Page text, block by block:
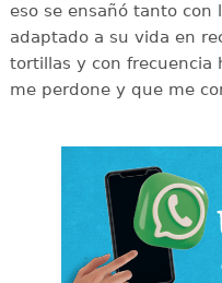
eso se ensañó tanto con
adaptado a su vida en
tortillas y con frecuencia
me perdone y que me